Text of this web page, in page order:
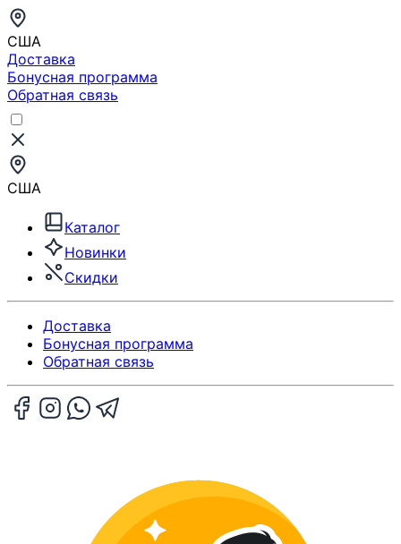
США
Доставка
Бонусная программа
Обратная связь
США
Каталог
Новинки
Скидки
Доставка
Бонусная программа
Обратная связь